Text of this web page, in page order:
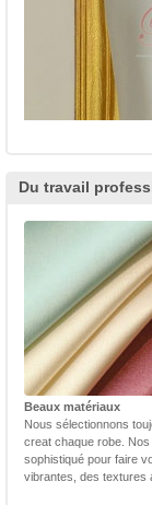
Du travail
Beaux matériaux
Nous sélectionnons
creat chaque robe.
sophistiqué pour faire
vibrantes, des textures